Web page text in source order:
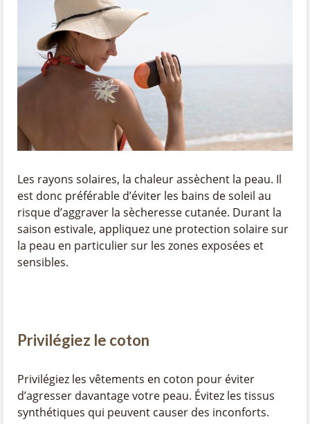
Les rayons solaires, la chaleur assèchent la peau. Il
est donc préférable d’éviter les bains de soleil au
risque d’aggraver la sècheresse cutanée. Durant la
saison estivale, appliquez une protection solaire sur
la peau en particulier sur les zones exposées et
sensibles.
Privilégiez le coton
Privilégiez les vêtements en coton pour éviter
d’agresser davantage votre peau. Évitez les tissus
synthétiques qui peuvent causer des inconforts.